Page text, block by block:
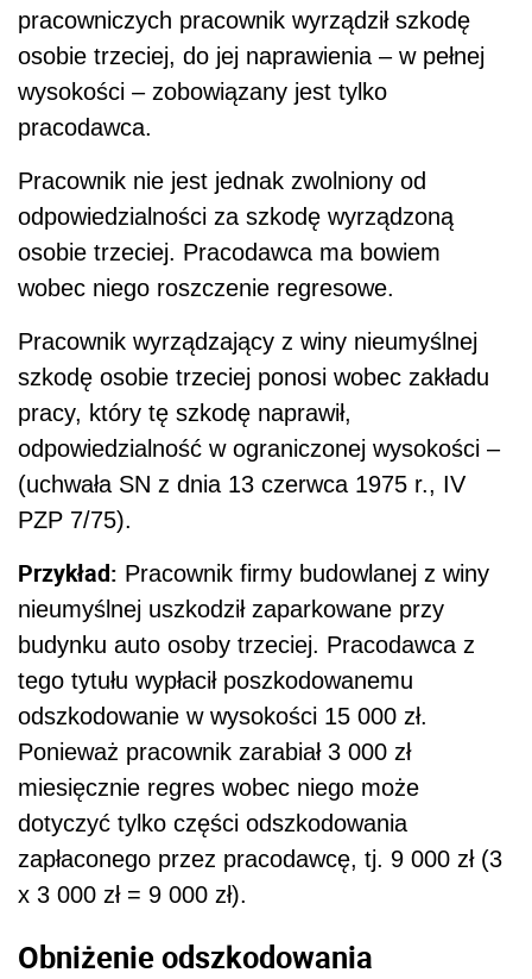
pracowniczych pracownik wyrządził szkodę
osobie trzeciej, do jej naprawienia – w pełnej
wysokości – zobowiązany jest tylko
pracodawca.
Pracownik nie jest jednak zwolniony od
odpowiedzialności za szkodę wyrządzoną
osobie trzeciej. Pracodawca ma bowiem
wobec niego roszczenie regresowe.
Pracownik wyrządzający z winy nieumyślnej
szkodę osobie trzeciej ponosi wobec zakładu
pracy, który tę szkodę naprawił,
odpowiedzialność w ograniczonej wysokości –
(uchwała SN z dnia 13 czerwca 1975 r., IV
PZP 7/75).
Przykład: Pracownik firmy budowlanej z winy
nieumyślnej uszkodził zaparkowane przy
budynku auto osoby trzeciej. Pracodawca z
tego tytułu wypłacił poszkodowanemu
odszkodowanie w wysokości 15 000 zł.
Ponieważ pracownik zarabiał 3 000 zł
miesięcznie regres wobec niego może
dotyczyć tylko części odszkodowania
zapłaconego przez pracodawcę, tj. 9 000 zł (3
x 3 000 zł = 9 000 zł).
Obniżenie odszkodowania